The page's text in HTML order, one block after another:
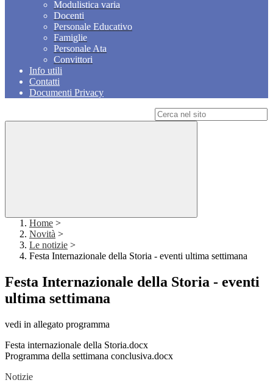
Modulistica varia
Docenti
Personale Educativo
Famiglie
Personale Ata
Convittori
Info utili
Contatti
Documenti Privacy
Home >
Novità >
Le notizie >
Festa Internazionale della Storia - eventi ultima settimana
Festa Internazionale della Storia - eventi
ultima settimana
vedi in allegato programma
Festa internazionale della Storia.docx
Programma della settimana conclusiva.docx
Notizie